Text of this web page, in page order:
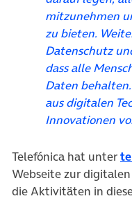
mitzunehmen
zu bieten.
Datenschutz
dass alle
Daten
aus digitalen
Innovationen
Telefónica hat unter
Webseite zur
die Aktivitäten in